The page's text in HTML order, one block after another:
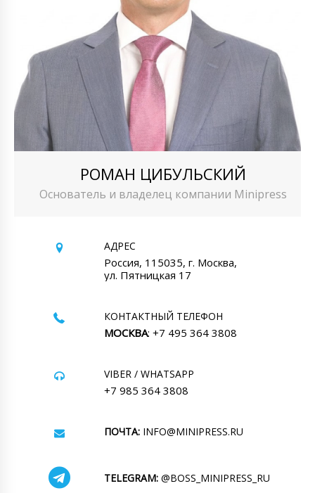
РОМАН ЦИБУЛЬСКИЙ
Основатель и владелец компании Minipress
АДРЕС
Россия, 115035, г. Москва,
ул. Пятницкая 17
КОНТАКТНЫЙ ТЕЛЕФОН
МОСКВА: +7 495 364 3808
VIBER / WHATSAPP
+7 985 364 3808
ПОЧТА: INFO@MINIPRESS.RU
TELEGRAM: @BOSS_MINIPRESS_RU